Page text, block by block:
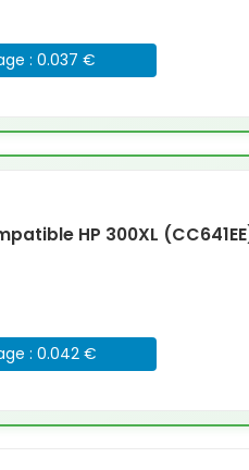
: 0.037 €
HP 300XL
: 0.042 €